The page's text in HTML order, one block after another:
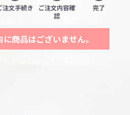
注文手続き
ご注文内容確
認
完了
商品はございません。